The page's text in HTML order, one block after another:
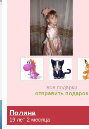
все подарки
отправить подарок
Полина
19 лет 2 месяца